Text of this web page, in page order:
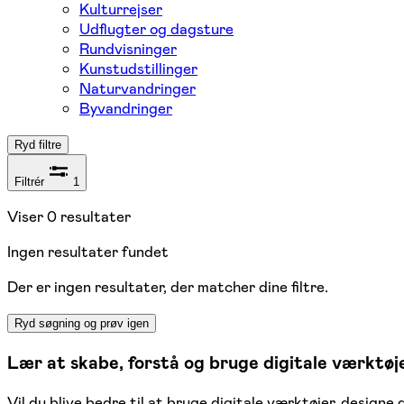
Kulturrejser
Udflugter og dagsture
Rundvisninger
Kunstudstillinger
Naturvandringer
Byvandringer
Ryd filtre
Filtrér 1
Viser0 resultater
Ingen resultater fundet
Der er ingen resultater, der matcher dine filtre.
Ryd søgning og prøv igen
Lær at skabe, forstå og bruge digitale